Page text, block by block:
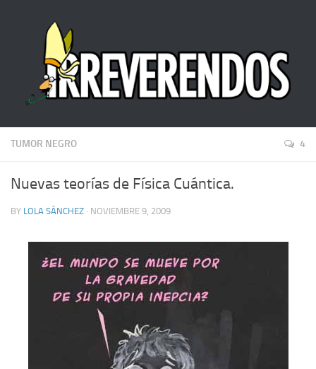
TUMOR NEGRO 4
Nuevas teorías de Física Cuántica.
BY LOLA SÁNCHEZ · NOVIEMBRE 9, 2009